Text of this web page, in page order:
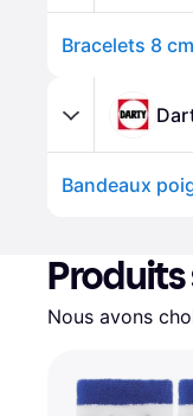
Bandeaux
Produits
Nous avons